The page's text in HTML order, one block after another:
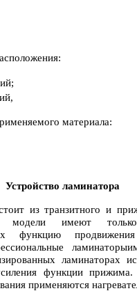
материала:
Устройство ламинатора
из транзитного и
модели имеют
функцию
ламинаторах
функции прижима.
применяются